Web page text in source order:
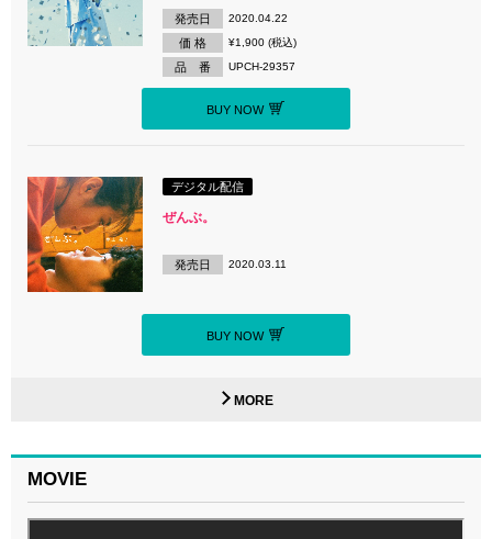
発売日 2020.04.22
価 格 ¥1,900 (税込)
品 番 UPCH-29357
BUY NOW
デジタル配信
ぜんぶ。
発売日 2020.03.11
BUY NOW
MORE
MOVIE